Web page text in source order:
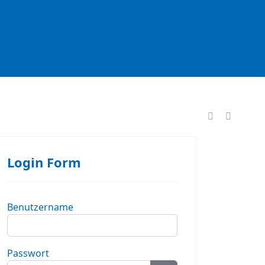
Login Form
Benutzername
Passwort